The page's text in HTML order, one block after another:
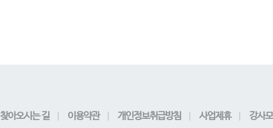
찾아오시는 길 이용약관 개인정보취급방침 사업제휴 강사